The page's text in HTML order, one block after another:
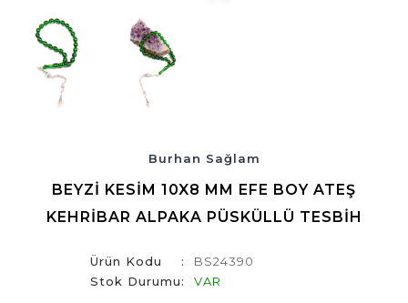
Burhan Sağlam
BEYZI KESIM 10X8 MM EFE BOY ATEŞ
KEHRIBAR ALPAKA PÜSKÜLLÜ TESBIH
Ürün Kodu
BS24390
Stok Durumu
VAR